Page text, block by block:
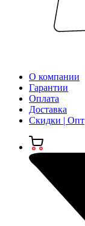
О компании
Гарантии
Оплата
Доставка
Скидки | Опт